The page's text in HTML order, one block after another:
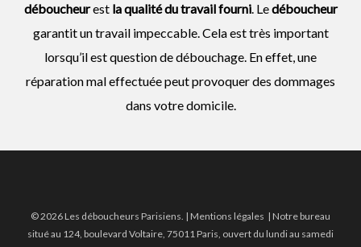
déboucheurest la qualité du travail fourni. Ledéboucheur
garantit un travail impeccable. Cela est très important
lorsqu’il est question de débouchage. En effet, une
réparation mal effectuée peut provoquer des dommages
dans votre domicile.
© 2026 Les déboucheurs Parisiens. | Mentions légales | Notre bureau
situé au 124, boulevard Voltaire, 75011 Paris, ouvert du lundi au samedi